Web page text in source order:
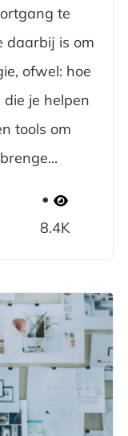
te
daarbij is om
ofwel: hoe
je helpen
tools om
8.4K